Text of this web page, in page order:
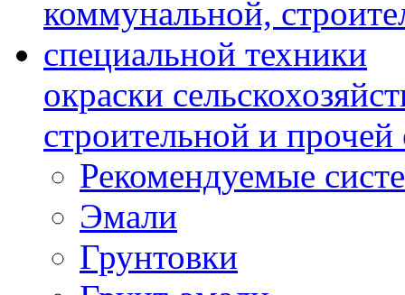
окраски
строительной и
Рекомендуемые
Эмали
Грунтовки